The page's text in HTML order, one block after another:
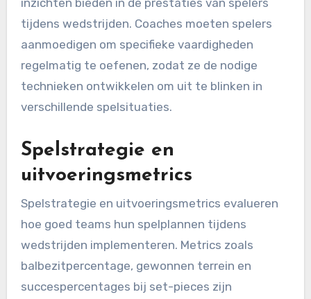
inzichten bieden in de prestaties van spelers
tijdens wedstrijden. Coaches moeten spelers
aanmoedigen om specifieke vaardigheden
regelmatig te oefenen, zodat ze de nodige
technieken ontwikkelen om uit te blinken in
verschillende spelsituaties.
Spelstrategie en
uitvoeringsmetrics
Spelstrategie en uitvoeringsmetrics evalueren
hoe goed teams hun spelplannen tijdens
wedstrijden implementeren. Metrics zoals
balbezitpercentage, gewonnen terrein en
succespercentages bij set-pieces zijn